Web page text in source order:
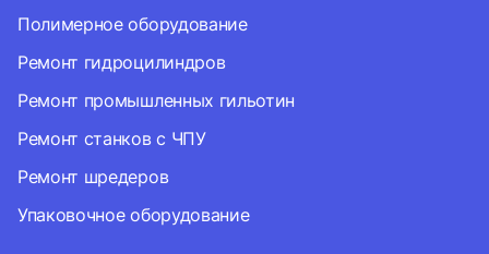
Полимерное оборудование
Ремонт гидроцилиндров
Ремонт промышленных гильотин
Ремонт станков с ЧПУ
Ремонт шредеров
Упаковочное оборудование